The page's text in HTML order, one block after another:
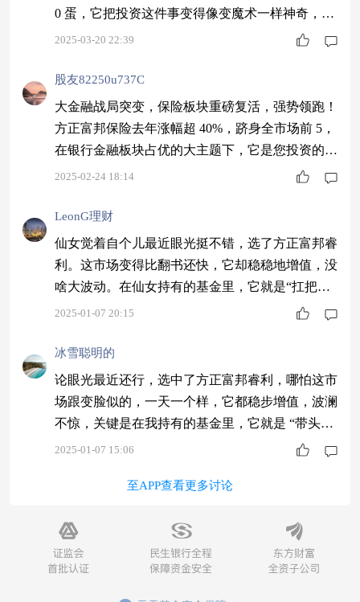
0 蛋，它把投资这件事变得像变魔术一样神奇，让
我收获满满，太不可思议了！$方正富邦鸿远债券
2025-03-20 22:39
股友82250u737C
大金融战局突变，保险板块重磅复活，强势领跑！
方正富邦保险去年涨幅超 40%，跻身全市场前 5，
在银行金融板块占优的大主题下，它是您投资的不
二之选，绝佳机遇不容错过！$方正富邦中证保险
2025-02-24 18:14
LeonG理财
仙女觉着自个儿最近眼光挺不错，选了方正富邦睿
利。这市场变得比翻书还快，它却稳稳地增值，没
啥大波动。在仙女持有的基金里，它就是“扛把
子”。去年近半年就赚了400个，可把仙女惊艳到
2025-01-07 20:15
冰雪聪明的
论眼光最近还行，选中了方正富邦睿利，哪怕这市
场跟变脸似的，一天一个样，它都稳步增值，波澜
不惊，关键是在我持有的基金里，它就是 “带头大
哥”，去年近半年下来 400 个蛋，惊艳到我了，爱
2025-01-07 15:06
至APP查看更多讨论